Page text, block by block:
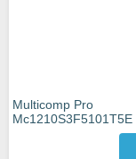
Multicomp Pro
Mc1210S3F5101T5E